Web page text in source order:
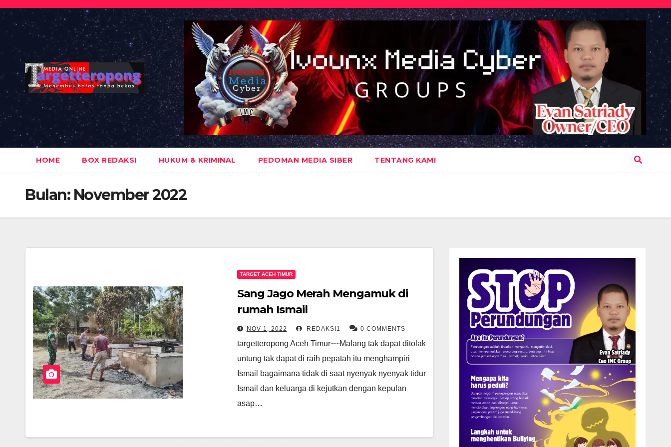
Skip
content
HOME BOX REDAKSI HUKUM & KRIMINAL PEDOMAN MEDIA SIBER TENTANG KAMI
Bulan: November 2022
TARGET ACEH TIMUR
Sang Jago Merah Mengamuk di
rumah Ismail
NOV 1, 2022 REDAKSI1 0 COMMENTS
targetteropong Aceh Timur~~Malang tak dapat ditolak
untung tak dapat di raih pepatah itu menghampiri
Ismail bagaimana tidak di saat nyenyak nyenyak tidur
Ismail dan keluarga di kejutkan dengan kepulan
asap…